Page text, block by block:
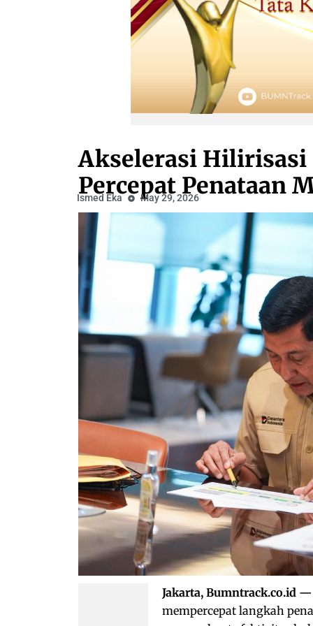
Akselerasi Hilirisasi
Percepat Penataan
Ismed Eka May 29, 2026
Jakarta, Bumntrack.co.id
mempercepat langkah